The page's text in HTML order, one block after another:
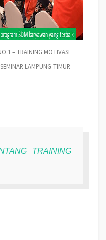
– TRAINING MOTIVASI
LAMPUNG TIMUR
TRAINING